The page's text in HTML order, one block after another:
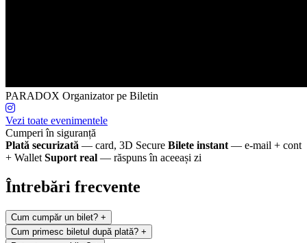
PARADOX Organizator pe Biletin
Vezi toate evenimentele
Cumperi în siguranță
Plată securizată — card, 3D Secure Bilete instant — e-mail + cont
+ Wallet Suport real — răspuns în aceeași zi
Întrebări frecvente
Cum cumpăr un bilet? +
Cum primesc biletul după plată? +